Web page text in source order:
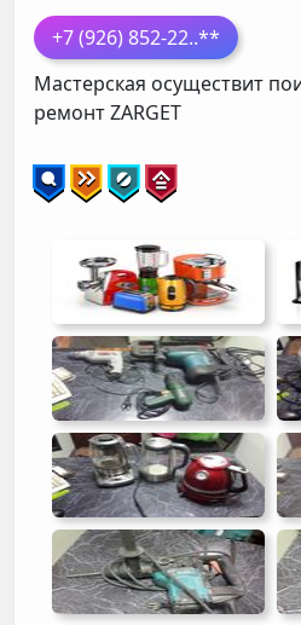
+7 (926) 852-22..**
Мастерская осуществит
ремонтZARGET